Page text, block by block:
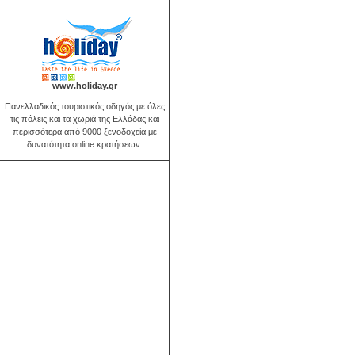
www.holiday.gr
Πανελλαδικός τουριστικός οδηγός με όλες
τις πόλεις και τα χωριά της Ελλάδας και
περισσότερα από 9000 ξενοδοχεία με
δυνατότητα online κρατήσεων.